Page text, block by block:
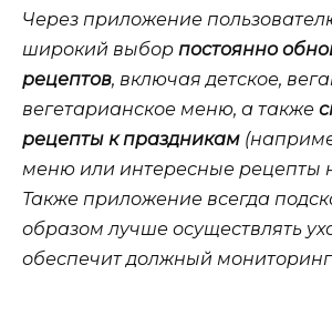
Через приложение
широкий выбор постоянно
рецептов, включая детское,
вегетарианское меню, а также
рецепты к праздникам
меню или интересные рецепты
Также приложение всегда
образом лучше осуществлять
обеспечит должный мониторинг